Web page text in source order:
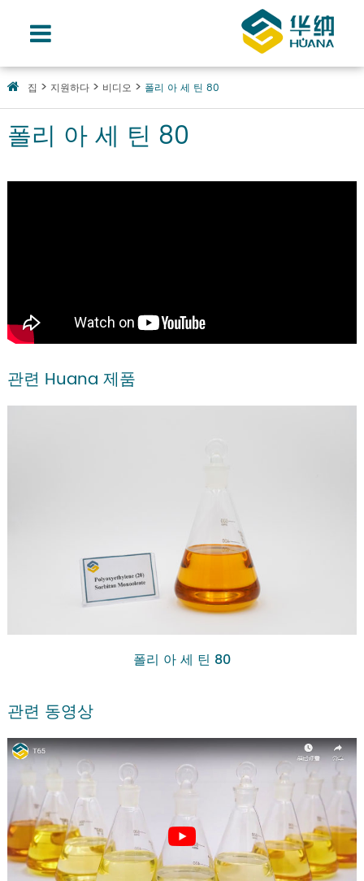
집 지원하다 비디오 폴리 아 세 틴 80
폴리 아 세 틴 80
관련 Huana 제품
폴리 아 세 틴 80
관련 동영상